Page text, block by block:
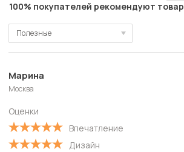
100% покупателей рекомендуют товар
Полезные
Полезные
Новые
Старые
С высокой оценкой
С низкой оценкой
Марина
Москва
Оценки
Впечатление
Дизайн